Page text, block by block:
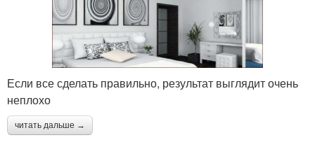
Если все сделать правильно, результат выглядит очень
неплохо
читать дальше →